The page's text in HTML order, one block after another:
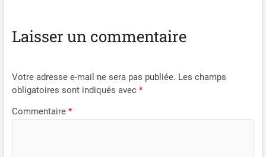
Laisser un commentaire
Votre adresse e-mail ne sera pas publiée. Les champs
obligatoires sont indiqués avec *
Commentaire *